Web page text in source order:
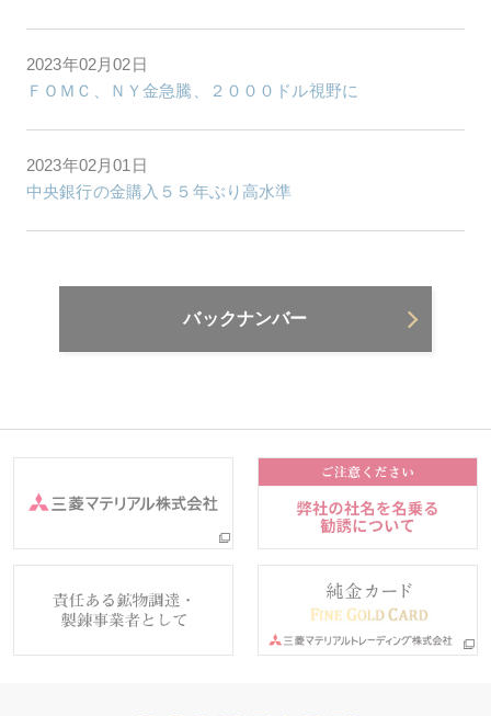
2023年02月02日
ＦＯＭＣ、ＮＹ金急騰、２０００ドル視野に
2023年02月01日
中央銀行の金購入５５年ぶり高水準
バックナンバー